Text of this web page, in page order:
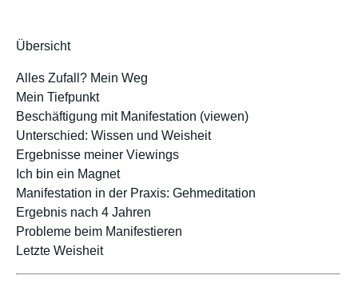
Übersicht
Alles Zufall? Mein Weg
Mein Tiefpunkt
Beschäftigung mit Manifestation (viewen)
Unterschied: Wissen und Weisheit
Ergebnisse meiner Viewings
Ich bin ein Magnet
Manifestation in der Praxis: Gehmeditation
Ergebnis nach 4 Jahren
Probleme beim Manifestieren
Letzte Weisheit